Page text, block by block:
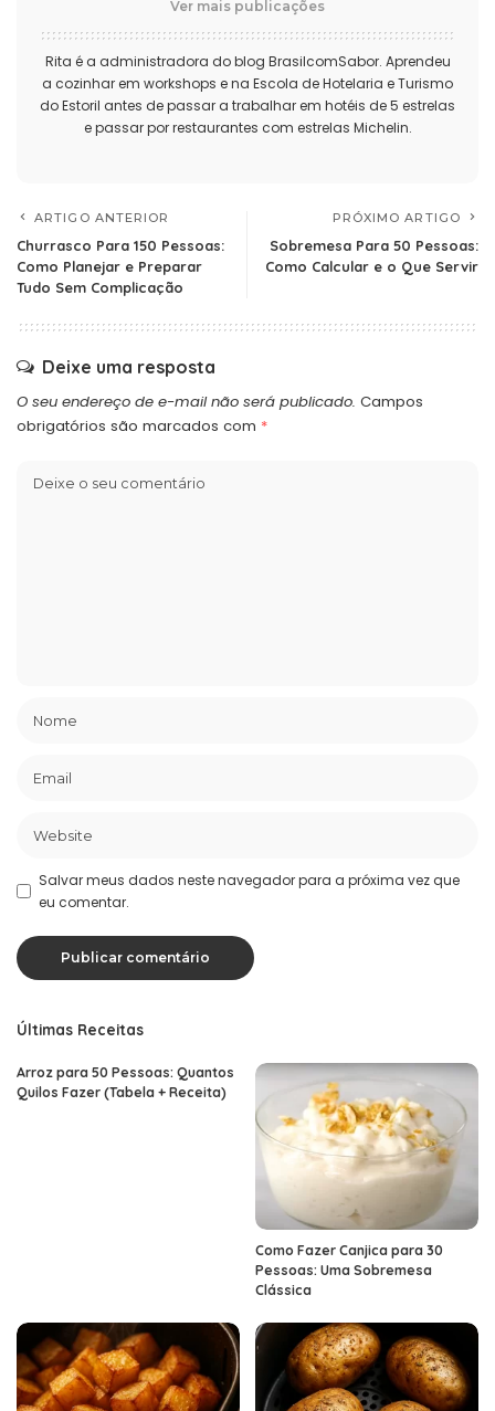
Ver mais publicações
Rita é a administradora do blog BrasilcomSabor. Aprendeu
a cozinhar em workshops e na Escola de Hotelaria e Turismo
do Estoril antes de passar a trabalhar em hotéis de 5 estrelas
e passar por restaurantes com estrelas Michelin.
ARTIGO ANTERIOR
Churrasco Para 150 Pessoas:
Como Planejar e Preparar
Tudo Sem Complicação
PRÓXIMO ARTIGO
Sobremesa Para 50 Pessoas:
Como Calcular e o Que Servir
Deixe uma resposta
O seu endereço de e-mail não será publicado. Campos
obrigatórios são marcados com *
Salvar meus dados neste navegador para a próxima vez que
eu comentar.
Últimas Receitas
Arroz para 50 Pessoas: Quantos
Quilos Fazer (Tabela + Receita)
Como Fazer Canjica para 30
Pessoas: Uma Sobremesa
Clássica